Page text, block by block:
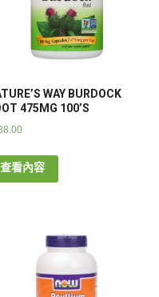
WAY BURDOCK
475MG 100’S
查看內容